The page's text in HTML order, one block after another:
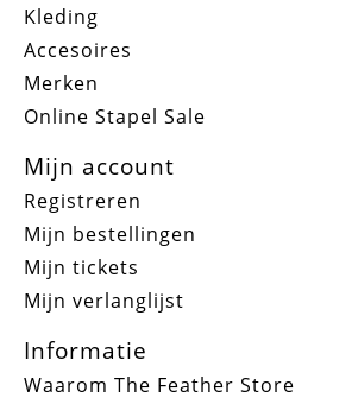
Kleding
Accesoires
Merken
Online Stapel Sale
Mijn account
Registreren
Mijn bestellingen
Mijn tickets
Mijn verlanglijst
Informatie
Waarom The Feather Store